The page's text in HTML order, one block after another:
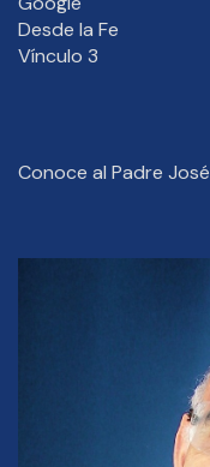
Desde la Fe
Vínculo 3
Conoce al Padre José